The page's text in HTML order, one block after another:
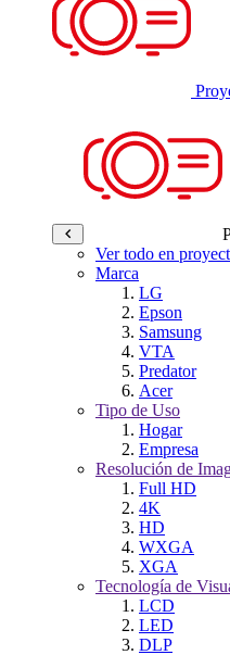
Ver todo en
Marca
LG
Epson
Samsung
VTA
Predator
Acer
Tipo de Uso
Hogar
Empresa
Resolución de
Full HD
4K
HD
WXGA
XGA
Tecnología de
LCD
LED
DLP